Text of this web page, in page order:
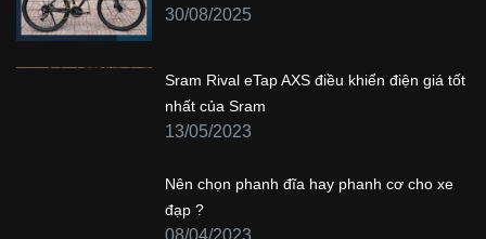
30/08/2025
Sram Rival eTap AXS điều khiển điện giá tốt
nhất của Sram
13/05/2023
Nên chọn phanh đĩa hay phanh cơ cho xe
đạp ?
08/04/2023